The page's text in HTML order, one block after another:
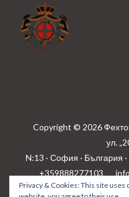
Copyright © 2026
ул.
N:13 · София · България
+359888277103
Privacy & Cookies: This site